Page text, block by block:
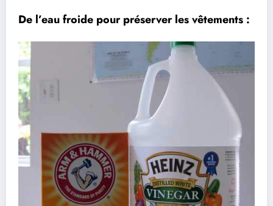
De l’eau froide pour préserver les vêtements :